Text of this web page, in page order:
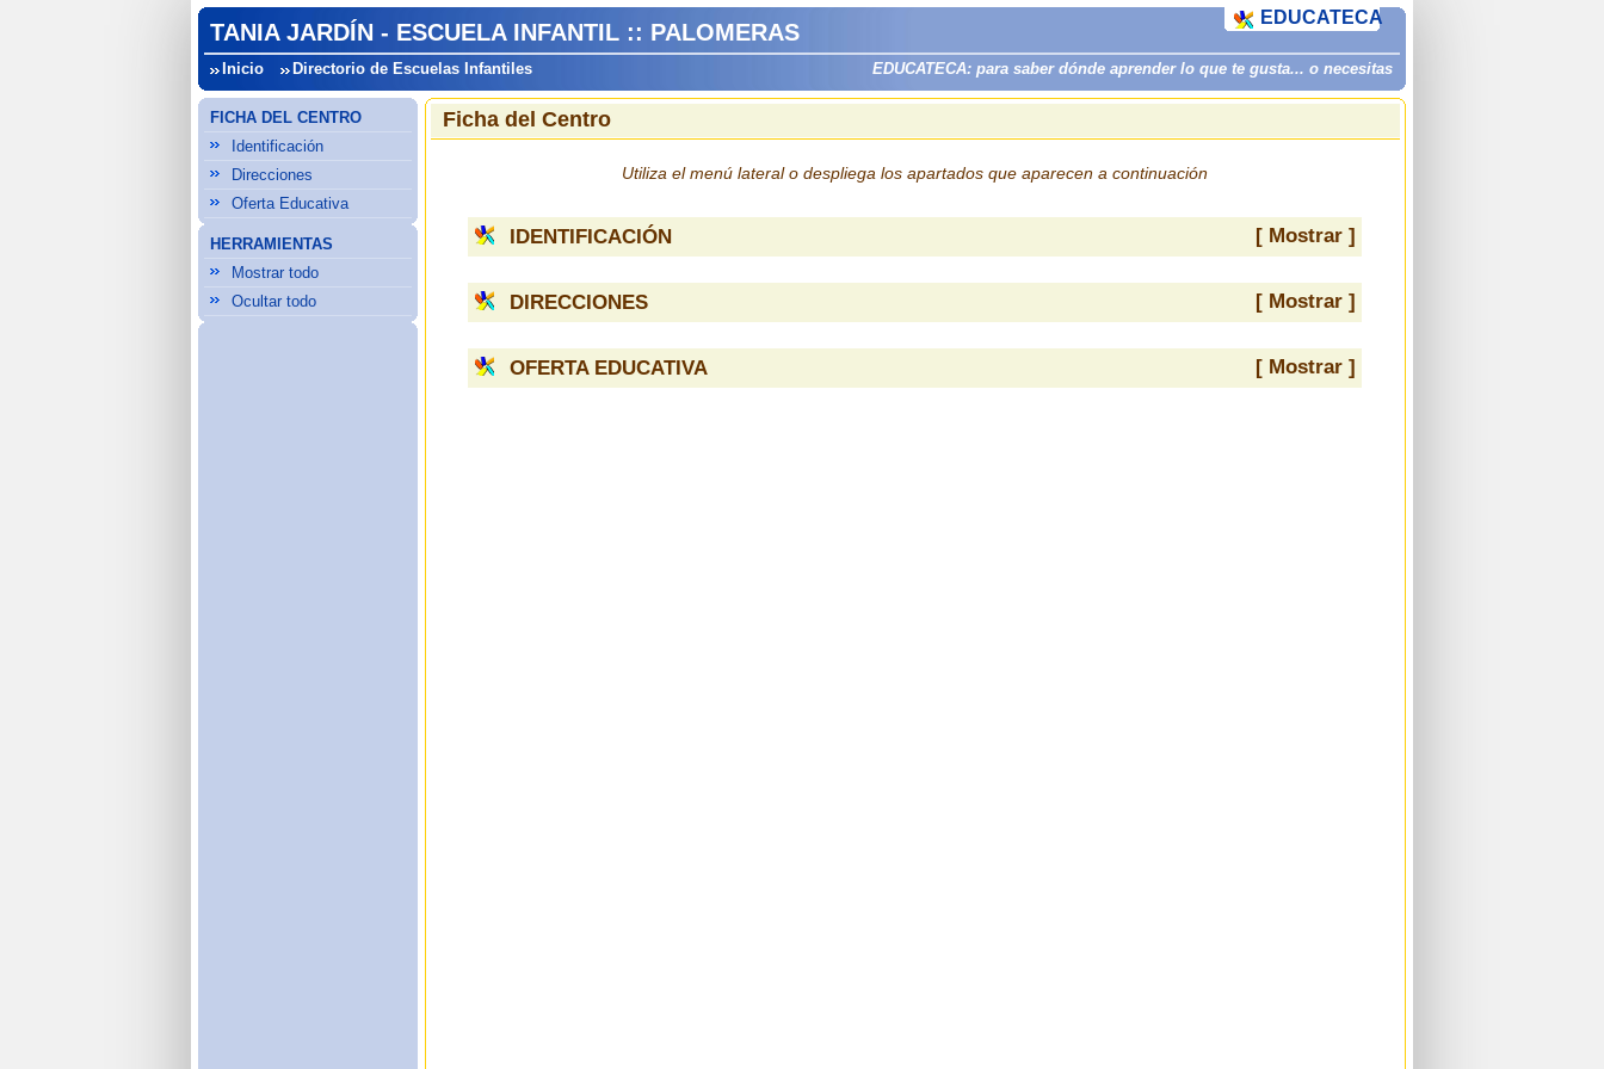
TANIA JARDÍN - ESCUELA INFANTIL :: PALOMERAS
Inicio Directorio de Escuelas Infantiles EDUCATECA: para saber dónde aprender lo que te gusta... o necesitas
EDUCATECA
FICHA DEL CENTRO
Identificación
Direcciones
Oferta Educativa
HERRAMIENTAS
Mostrar todo
Ocultar todo
Ficha del Centro
Utiliza el menú lateral o despliega los apartados que aparecen a continuación
IDENTIFICACIÓN [ Mostrar ]
DIRECCIONES [ Mostrar ]
OFERTA EDUCATIVA [ Mostrar ]